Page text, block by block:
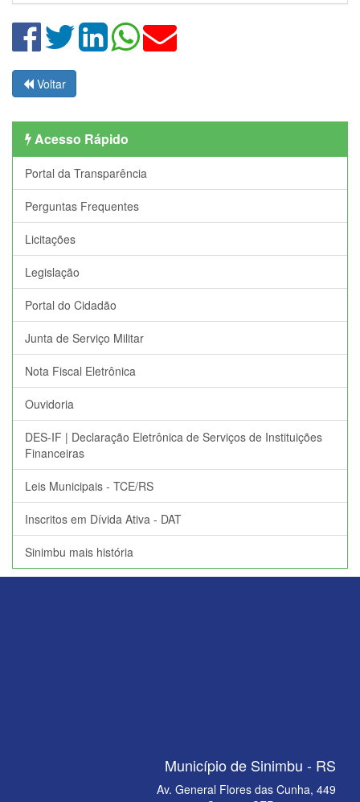
Voltar
Acesso Rápido
Portal da Transparência
Perguntas Frequentes
Licitações
Legislação
Portal do Cidadão
Junta de Serviço Militar
Nota Fiscal Eletrônica
Ouvidoria
DES-IF | Declaração Eletrônica de Serviços de Instituições
Financeiras
Leis Municipais - TCE/RS
Inscritos em Dívida Ativa - DAT
Sinimbu mais história
Município de Sinimbu - RS
Av. General Flores das Cunha, 449